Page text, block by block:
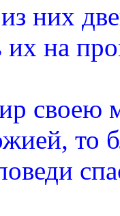
них
на
своею
то